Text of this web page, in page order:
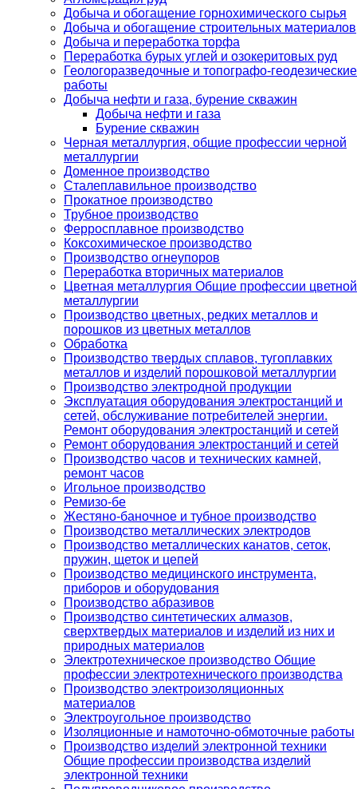
Добыча и обогащение горнохимического сырья
Добыча и обогащение строительных материалов
Добыча и переработка торфа
Переработка бурых углей и озокеритовых руд
Геологоразведочные и топографо-геодезические
работы
Добыча нефти и газа, бурение скважин
Добыча нефти и газа
Бурение скважин
Черная металлургия, общие профессии черной
металлургии
Доменное производство
Сталеплавильное производство
Прокатное производство
Трубное производство
Ферросплавное производство
Коксохимическое производство
Производство огнеупоров
Переработка вторичных материалов
Цветная металлургия Общие профессии цветной
металлургии
Производство цветных, редких металлов и
порошков из цветных металлов
Обработка
Производство твердых сплавов, тугоплавких
металлов и изделий порошковой металлургии
Производство электродной продукции
Эксплуатация оборудования электростанций и
сетей, обслуживание потребителей энергии.
Ремонт оборудования электростанций и сетей
Ремонт оборудования электростанций и сетей
Производство часов и технических камней,
ремонт часов
Игольное производство
Ремизо-бе
Жестяно-баночное и тубное производство
Производство металлических электродов
Производство металлических канатов, сеток,
пружин, щеток и цепей
Производство медицинского инструмента,
приборов и оборудования
Производство абразивов
Производство синтетических алмазов,
сверхтвердых материалов и изделий из них и
природных материалов
Электротехническое производство Общие
профессии электротехнического производства
Производство электроизоляционных
материалов
Электроугольное производство
Изоляционные и намоточно-обмоточные работы
Производство изделий электронной техники
Общие профессии производства изделий
электронной техники